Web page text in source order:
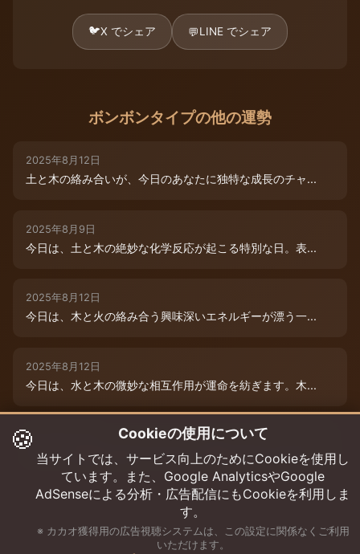
🐦X でシェア 💬LINE でシェア
ボンボンタイプの他の運勢
2025年8月12日
土と木の絡み合いが、今日のあなたに独特な成長のチャ...
2025年8月9日
今日は、土と木の絶妙な化学反応が起こる特別な日。表...
2025年8月12日
今日は、木と火の絡み合う興味深いエネルギーが漂う一...
2025年8月12日
今日は、水と木の微妙な相互作用が運命を紡ぎます。木...
2025年8月12日
今日は、情熱的な炎のエネルギーと柔軟な木のしなやか...
🍪 Cookieの使用について
当サイトでは、サービス向上のためにCookieを使用し
ています。また、Google AnalyticsやGoogle
AdSenseによる分析・広告配信にもCookieを利用しま
す。
※ カカオ獲得用の広告視聴システムは、この設定に関係なくご利用
いただけます。